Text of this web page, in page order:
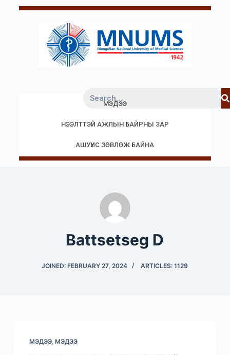
МЭДЭЭ
НЭЭЛТТЭЙ АЖЛЫН БАЙРНЫ ЗАР
АШУҮИС ЗӨВЛӨЖ БАЙНА
Battsetseg D
JOINED: FEBRUARY 27, 2024 ARTICLES: 1129
МЭДЭЭ, МЭДЭЭ